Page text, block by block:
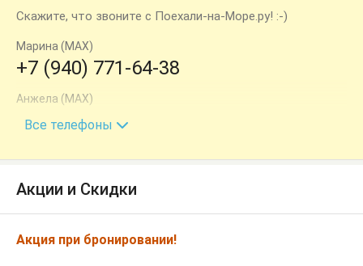
Скажите, что звоните с Поехали-на-Море.ру! :-)
Марина (MAX)
+7 (940) 771-64-38
Анжела (MAX)
+7 (918) 505-62-21
Все телефоны
Акции и Скидки
Акция при бронировании!